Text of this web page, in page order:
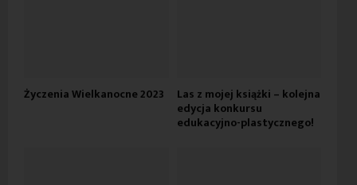
Życzenia Wielkanocne 2023 Las z mojej książki – kolejna
edycja konkursu
edukacyjno-plastycznego!